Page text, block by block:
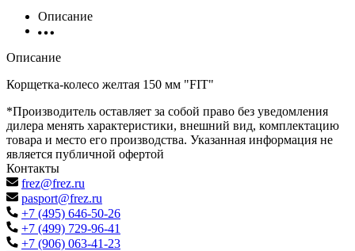
Описание
Описание
Корщетка-колесо желтая 150 мм "FIT"
*Производитель оставляет за собой право без уведомления
дилера менять характеристики, внешний вид, комплектацию
товара и место его производства. Указанная информация не
является публичной офертой
Контакты
frez@frez.ru
pasport@frez.ru
+7 (495) 646-50-26
+7 (499) 729-96-41
+7 (906) 063-41-23